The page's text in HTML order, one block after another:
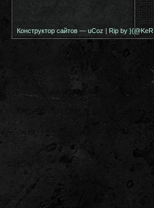
Конструктор сайтов — uCoz | Rip by }{@KeR